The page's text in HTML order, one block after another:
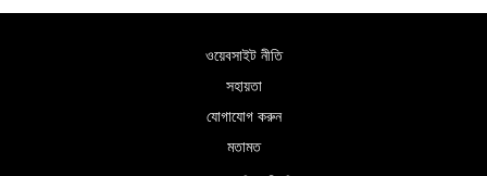
ওয়েবসাইট নীতি
সহায়তা
যোগাযোগ করুন
মতামত